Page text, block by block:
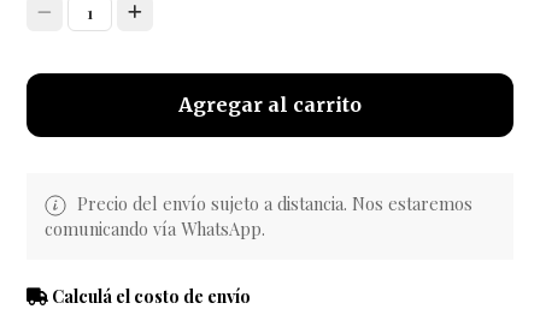
1
Agregar al carrito
Precio del envío sujeto a distancia. Nos estaremos
comunicando vía WhatsApp.
Calculá el costo de envío